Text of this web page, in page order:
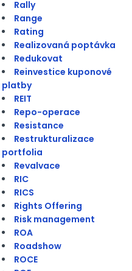
Rally
Range
Rating
Realizovaná poptávka
Redukovat
Reinvestice kuponové
platby
REIT
Repo-operace
Resistance
Restrukturalizace
portfolia
Revalvace
RIC
RICS
Rights Offering
Risk management
ROA
Roadshow
ROCE